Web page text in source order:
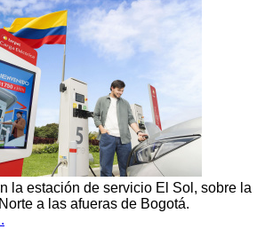
la estación de servicio El Sol, sobre la
a las afueras de Bogotá.